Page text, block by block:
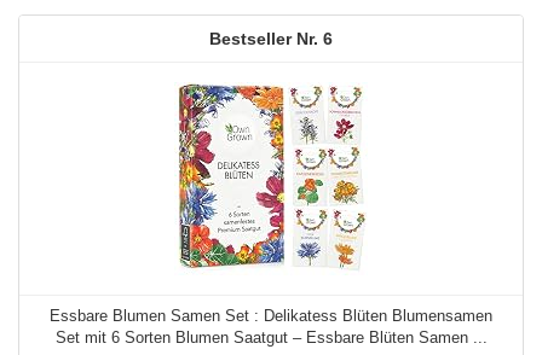
6
Essbare Blumen Samen Set : Delikatess Blüten Blumensamen
Set mit 6 Sorten Blumen Saatgut – Essbare Blüten Samen ...